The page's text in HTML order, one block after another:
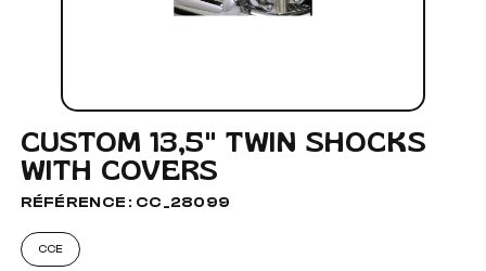
CUSTOM 13,5" TWIN SHOCKS
WITH COVERS
RÉFÉRENCE : CC_28099
CCE